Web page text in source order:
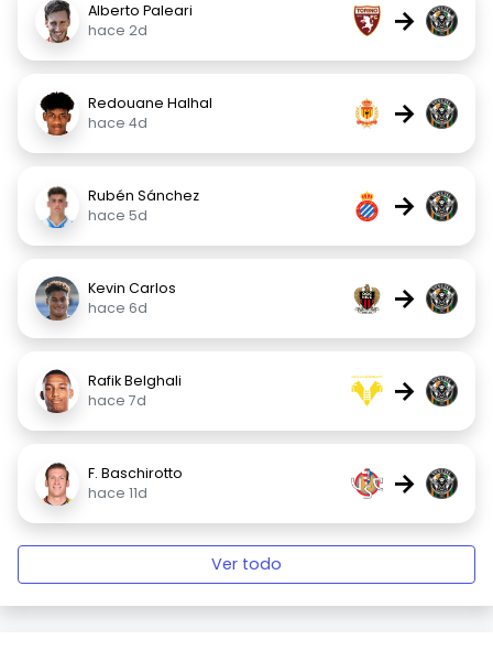
Alberto Paleari
hace 2d
→
Redouane Halhal
hace 4d
→
Rubén Sánchez
hace 5d
→
Kevin Carlos
hace 6d
→
Rafik Belghali
hace 7d
→
F. Baschirotto
hace 11d
→
Ver todo